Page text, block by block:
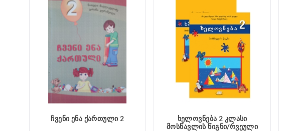
ჩვენი ენა ქართული 2
ხელოვნება 2 კლასი
მოსწავლის წიგნი/რვეული